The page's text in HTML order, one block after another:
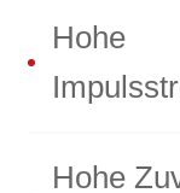
Hohe
Hohe